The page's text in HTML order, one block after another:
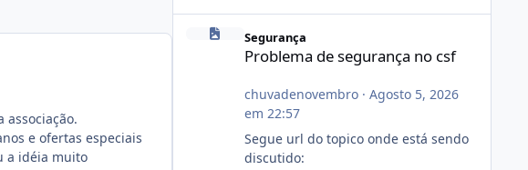
associação.
e ofertas especiais
a idéia muito
Problema de segurança no csf
Segurança
Problema de segurança no csf
chuvadenovembro· Agosto 5, 2026
em 22:57
Segue url do topico onde está sendo
discutido: